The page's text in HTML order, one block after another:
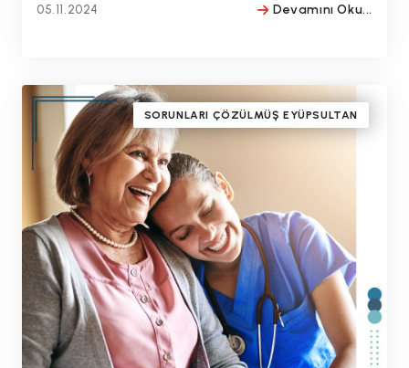
05.11.2024
Devamını Oku...
SORUNLARI ÇÖZÜLMÜŞ EYÜPSULTAN